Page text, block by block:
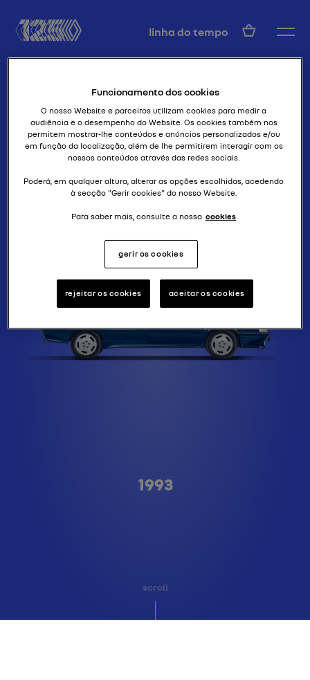
linha do tempo PT
Type A
R21 2L TURBO
1993
scroll
Funcionamento dos cookies
O nosso Website e parceiros utilizam cookies para medir a
audiência e o desempenho do Website. Os cookies também nos
permitem mostrar-lhe conteúdos e anúncios personalizados e/ou
em função da localização, além de lhe permitirem interagir com os
nossos conteúdos através das redes sociais.
Poderá, em qualquer altura, alterar as opções escolhidas, acedendo
à secção "Gerir cookies" do nosso Website.
Para saber mais, consulte a nossa cookies
gerir os cookies
rejeitar os cookies aceitar os cookies